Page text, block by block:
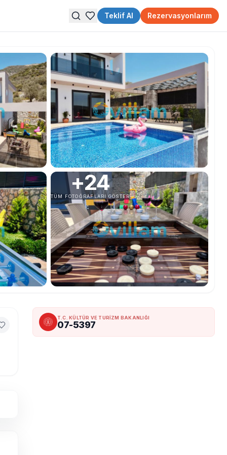
Teklif Al Rezervasyonlarım
+24
TÜM FOTOĞRAFLARI GÖSTER
T.C. KÜLTÜR VE TURİZM BAKANLIĞI
07-5397